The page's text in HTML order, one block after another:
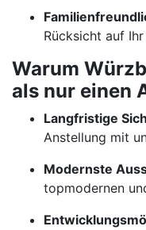
Rücksicht auf
Warum
als nur einen
Langfristige
Anstellung mit
Modernste
topmodernen